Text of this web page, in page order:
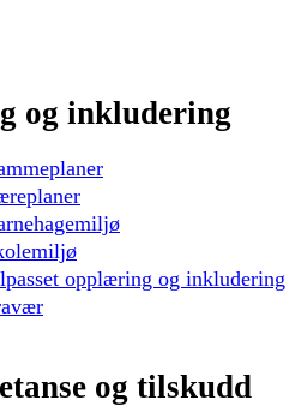
og inkludering
opplæring og inkludering
og tilskudd